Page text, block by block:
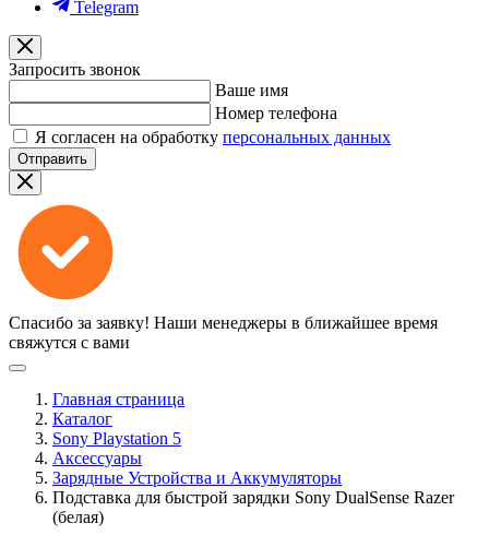
Telegram
Запросить звонок
Ваше имя
Номер телефона
Я согласен на обработку персональных данных
Отправить
Спасибо за заявку! Наши менеджеры в ближайшее время
свяжутся с вами
Главная страница
Каталог
Sony Playstation 5
Аксессуары
Зарядные Устройства и Аккумуляторы
Подставка для быстрой зарядки Sony DualSense Razer
(белая)